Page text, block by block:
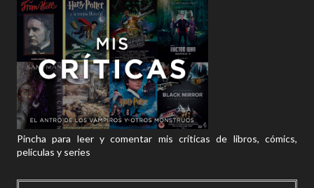
Pincha para leer y comentar mis críticas de libros, cómics,
películas y series